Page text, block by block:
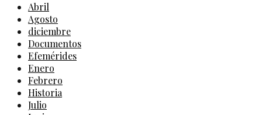
Abril
Agosto
diciembre
Documentos
Efemérides
Enero
Febrero
Historia
Julio